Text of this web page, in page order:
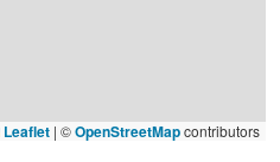
Leaflet | ©OpenStreetMapcontributors